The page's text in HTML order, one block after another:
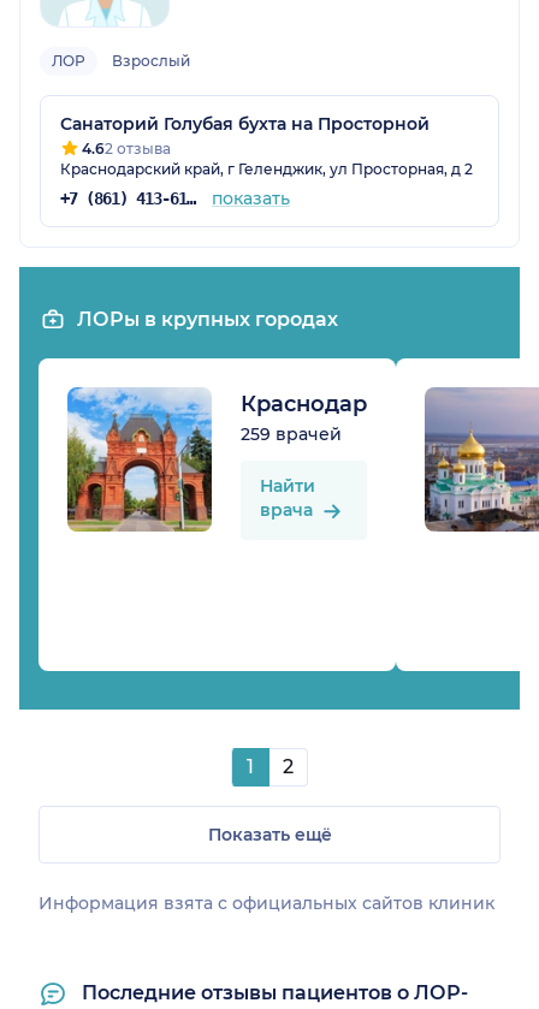
ЛОР Взрослый
Санаторий Голубая бухта на Просторной
4.62 отзыва
Краснодарский край, г Геленджик, ул Просторная, д 2
+7 (861) 413-61-80 показать
ЛОРы в крупных городах
Краснодар
259 врачей
Найти
врача
1 2
Показать ещё
Информация взята c официальных сайтов клиник
Последние отзывы пациентов о ЛОР-